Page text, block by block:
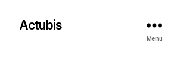
Actubis
Menu